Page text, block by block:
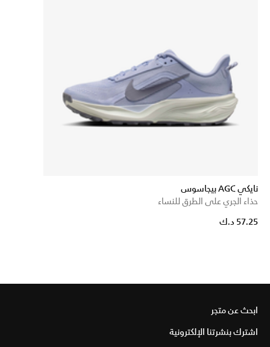
نايكي AGC بيجاسوس
حذاء الجري على الطرق للنساء
57.25 د.ك
ابحث عن متجر
اشترك بنشرتنا الإلكترونية